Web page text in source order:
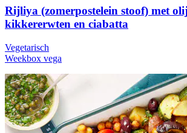
Rijliya (zomerpostelein stoof) met
kikkererwten en ciabatta
Vegetarisch
Weekbox vega